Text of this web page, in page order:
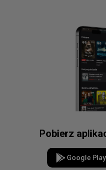
Pobierz
Google Play